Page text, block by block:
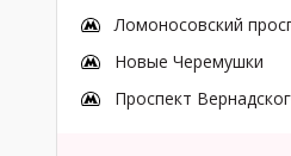
Ломоносовский
Новые Черемушки
Проспект